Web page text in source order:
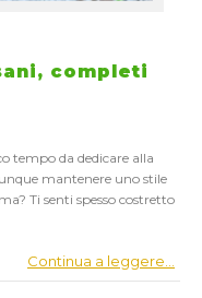
completi
tempo da dedicare alla
mantenere uno stile
Ti senti spesso costretto
Continua a leggere...